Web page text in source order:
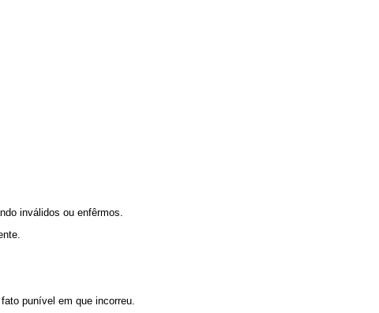
inválidos ou enfêrmos.
punível em que incorreu.